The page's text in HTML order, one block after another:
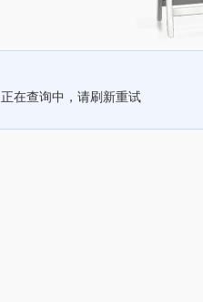
正在查询中，请刷新重试